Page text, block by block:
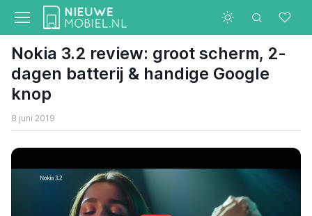
Nokia 3.2 review: groot scherm, 2-
dagen batterij & handige Google
knop
8 juni 2019